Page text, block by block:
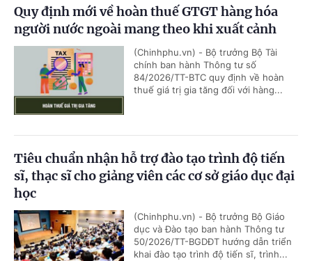
Quy định mới về hoàn thuế GTGT hàng hóa
người nước ngoài mang theo khi xuất cảnh
(Chinhphu.vn) - Bộ trưởng Bộ Tài
chính ban hành Thông tư số
84/2026/TT-BTC quy định về hoàn
thuế giá trị gia tăng đối với hàng...
Tiêu chuẩn nhận hỗ trợ đào tạo trình độ tiến
sĩ, thạc sĩ cho giảng viên các cơ sở giáo dục đại
học
(Chinhphu.vn) - Bộ trưởng Bộ Giáo
dục và Đào tạo ban hành Thông tư
50/2026/TT-BGDĐT hướng dẫn triển
khai đào tạo trình độ tiến sĩ, trình...